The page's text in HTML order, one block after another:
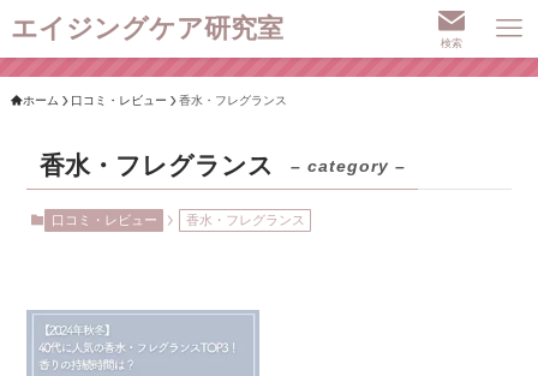
エイジングケア研究室 検索
ホーム 口コミ・レビュー 香水・フレグランス
香水・フレグランス – category –
口コミ・レビュー 香水・フレグランス